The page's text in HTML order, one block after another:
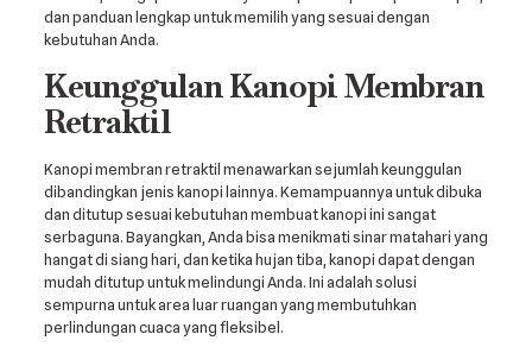
dan panduan lengkap untuk memilih yang sesuai dengan
kebutuhan Anda.
Keunggulan Kanopi Membran
Retraktil
Kanopi membran retraktil menawarkan sejumlah keunggulan
dibandingkan jenis kanopi lainnya. Kemampuannya untuk dibuka
dan ditutup sesuai kebutuhan membuat kanopi ini sangat
serbaguna. Bayangkan, Anda bisa menikmati sinar matahari yang
hangat di siang hari, dan ketika hujan tiba, kanopi dapat dengan
mudah ditutup untuk melindungi Anda. Ini adalah solusi
sempurna untuk area luar ruangan yang membutuhkan
perlindungan cuaca yang fleksibel.